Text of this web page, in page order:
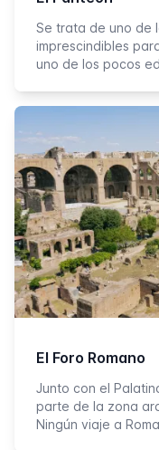
Se trata de uno de
imprescindibles
uno de los pocos
El Foro Romano
Junto con el
parte de la zona
Ningún viaje a